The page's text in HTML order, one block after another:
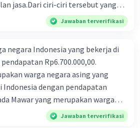
jasa.Dari ciri-ciri tersebut yang
dagang ditunjukan pada
dan 4 c. 2 dan 3 d. 1 dan 2 e. 2 dan 4
Jawaban terverifikasi
negara Indonesia yang bekerja di
Rp6.700.000,00.
warga negara asing yang
Mawar yang merupakan warga
tinggal dan bekerja di luar negeri
Hitunglah PNB
Jawaban terverifikasi